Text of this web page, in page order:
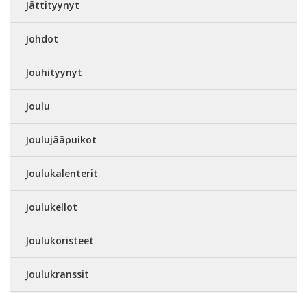
Jättityynyt
Johdot
Jouhityynyt
Joulu
Joulujääpuikot
Joulukalenterit
Joulukellot
Joulukoristeet
Joulukranssit